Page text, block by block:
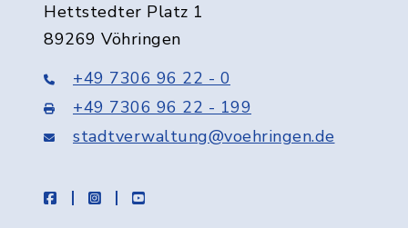
Hettstedter Platz 1
89269 Vöhringen
+49 7306 96 22 - 0
+49 7306 96 22 - 199
stadtverwaltung@voehringen.de
facebookinstagramyoutube